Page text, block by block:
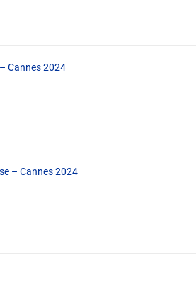
Cannes 2024
– Cannes 2024